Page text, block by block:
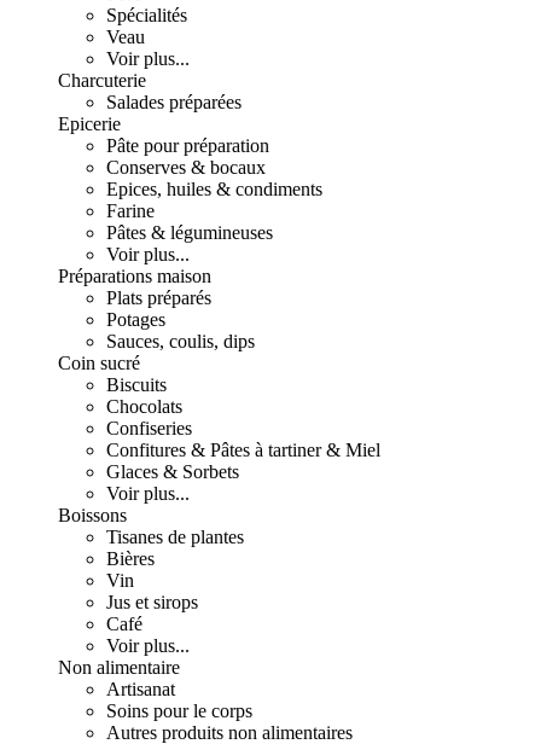
Spécialités
Veau
Voir plus...
Charcuterie
Salades préparées
Epicerie
Pâte pour préparation
Conserves & bocaux
Epices, huiles & condiments
Farine
Pâtes & légumineuses
Voir plus...
Préparations maison
Plats préparés
Potages
Sauces, coulis, dips
Coin sucré
Biscuits
Chocolats
Confiseries
Confitures & Pâtes à tartiner & Miel
Glaces & Sorbets
Voir plus...
Boissons
Tisanes de plantes
Bières
Vin
Jus et sirops
Café
Voir plus...
Non alimentaire
Artisanat
Soins pour le corps
Autres produits non alimentaires